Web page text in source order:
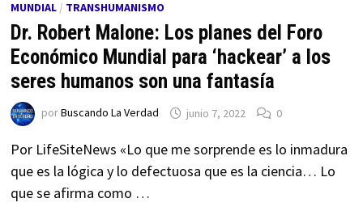
MUNDIAL/ TRANSHUMANISMO
Dr. Robert Malone: ​​Los planes del Foro
Económico Mundial para ‘hackear’ a los
seres humanos son una fantasía
porBuscando La Verdad junio 7, 2022 0
Por LifeSiteNews «Lo que me sorprende es lo inmadura
que es la lógica y lo defectuosa que es la ciencia… Lo
que se afirma como …